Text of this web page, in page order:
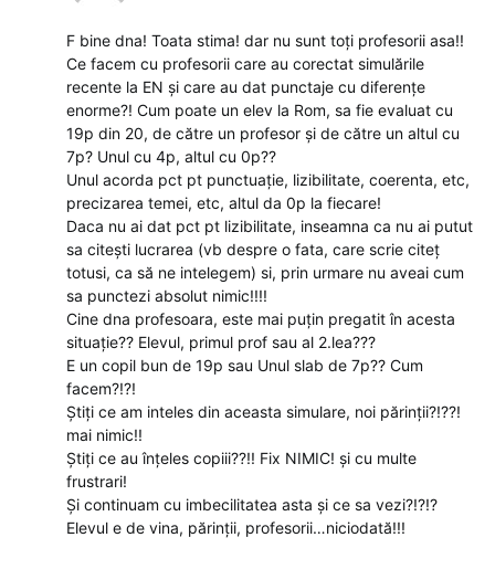
F bine dna! Toata stima! dar nu sunt toți profesorii asa!!
Ce facem cu profesorii care au corectat simulările
recente la EN și care au dat punctaje cu diferențe
enorme?! Cum poate un elev la Rom, sa fie evaluat cu
19p din 20, de către un profesor și de către un altul cu
7p? Unul cu 4p, altul cu 0p??
Unul acorda pct pt punctuație, lizibilitate, coerenta, etc,
precizarea temei, etc, altul da 0p la fiecare!
Daca nu ai dat pct pt lizibilitate, inseamna ca nu ai putut
sa citești lucrarea (vb despre o fata, care scrie citeț
totusi, ca să ne intelegem) si, prin urmare nu aveai cum
sa punctezi absolut nimic!!!!
Cine dna profesoara, este mai puțin pregatit în acesta
situație?? Elevul, primul prof sau al 2.lea???
E un copil bun de 19p sau Unul slab de 7p?? Cum
facem?!?!
Știți ce am inteles din aceasta simulare, noi părinții?!??!
mai nimic!!
Știți ce au înțeles copiii??!! Fix NIMIC! și cu multe
frustrari!
Și continuam cu imbecilitatea asta și ce sa vezi?!?!?
Elevul e de vina, părinții, profesorii…niciodată!!!